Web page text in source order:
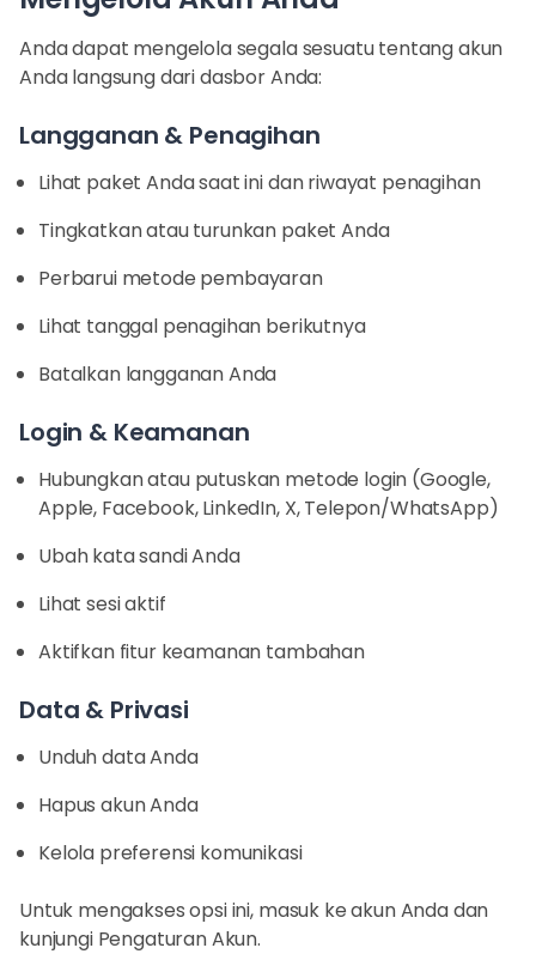
Anda dapat mengelola segala sesuatu tentang akun
Anda langsung dari dasbor Anda:
Langganan & Penagihan
Lihat paket Anda saat ini dan riwayat penagihan
Tingkatkan atau turunkan paket Anda
Perbarui metode pembayaran
Lihat tanggal penagihan berikutnya
Batalkan langganan Anda
Login & Keamanan
Hubungkan atau putuskan metode login (Google,
Apple, Facebook, LinkedIn, X, Telepon/WhatsApp)
Ubah kata sandi Anda
Lihat sesi aktif
Aktifkan fitur keamanan tambahan
Data & Privasi
Unduh data Anda
Hapus akun Anda
Kelola preferensi komunikasi
Untuk mengakses opsi ini, masuk ke akun Anda dan
kunjungi Pengaturan Akun.